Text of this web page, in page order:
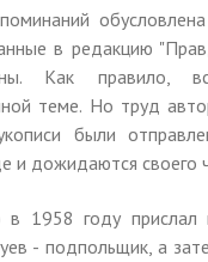
в редакцию
Как правило,
теме. Но труд
были
и дожидаются своего
1958 году прислал
- подпольщик, а